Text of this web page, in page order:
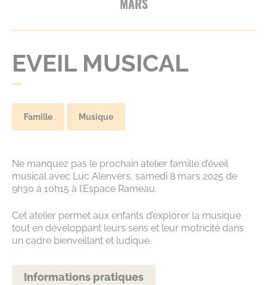
MARS
EVEIL MUSICAL
Famille Musique
Ne manquez pas le prochain atelier famille d’éveil
musical avec Luc Alenvers, samedi 8 mars 2025 de
9h30 à 10h15 à l’Espace Rameau.
Cet atelier permet aux enfants d’explorer la musique
tout en développant leurs sens et leur motricité dans
un cadre bienveillant et ludique.
Informations pratiques